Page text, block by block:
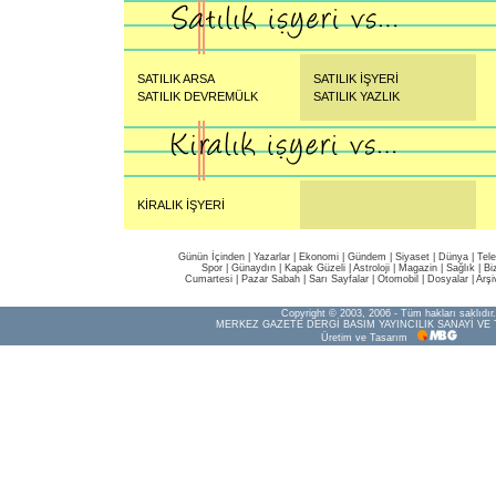
SATILIK ARSA
SATILIK DEVREMÜLK
SATILIK İŞYERİ
SATILIK YAZLIK
KİRALIK İŞYERİ
Günün İçinden Yazarlar Ekonomi Gündem Siyaset Dünya |
Spor
Günaydın Kapak Güzeli Astroloji Magazin Sağlık
Cumartesi
Pazar Sabah Sarı Sayfalar Otomobil Dosyalar
Copyright © 2003, 2006 - Tüm hakları saklıdır.
MERKEZ GAZETE DERGİ BASIM YAYINCILIK SANAYİ VE
Üretim ve Tasarım